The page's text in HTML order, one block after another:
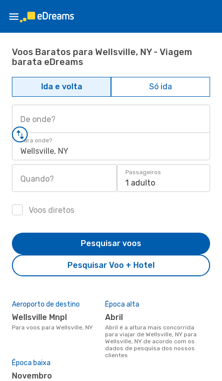
Voos Baratos para Wellsville, NY - Viagem
barata eDreams
Ida e volta Só ida
De onde?
Para onde?
Wellsville, NY
Quando?
Passageiros
1 adulto
Voos diretos
Pesquisar Voo + Hotel
Pesquisar voos
Aeroporto de destino
Wellsville Mnpl
Para voos para Wellsville, NY
Época alta
abril
abril é a altura mais concorrida
para viajar de Wellsville, NY para
Wellsville, NY de acordo com os
dados de pesquisa dos nossos
clientes
Época baixa
novembro